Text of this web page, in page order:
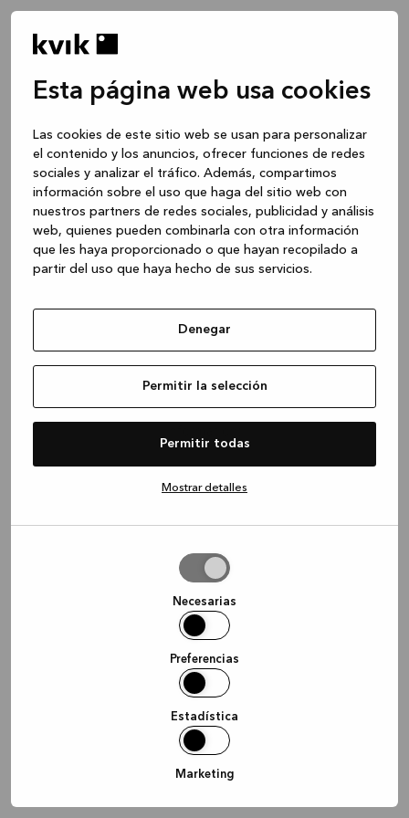
Esta página web usa cookies
Las cookies de este sitio web se usan para personalizar
el contenido y los anuncios, ofrecer funciones de redes
sociales y analizar el tráfico. Además, compartimos
información sobre el uso que haga del sitio web con
nuestros partners de redes sociales, publicidad y análisis
web, quienes pueden combinarla con otra información
que les haya proporcionado o que hayan recopilado a
partir del uso que haya hecho de sus servicios.
Denegar
Permitir la selección
Permitir todas
Mostrar detalles
Necesarias
Preferencias
Estadística
Marketing
Application error: a client-side exception has occurred
loadingwww.kvik.es (see the browser console for more